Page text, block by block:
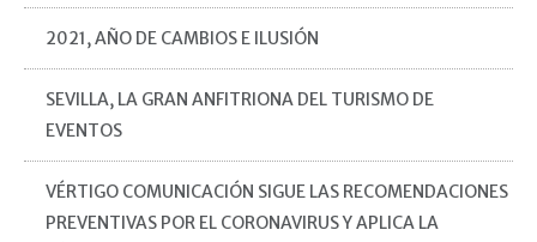
2021, AÑO DE CAMBIOS E ILUSIÓN
SEVILLA, LA GRAN ANFITRIONA DEL TURISMO DE
EVENTOS
VÉRTIGO COMUNICACIÓN SIGUE LAS RECOMENDACIONES
PREVENTIVAS POR EL CORONAVIRUS Y APLICA LA